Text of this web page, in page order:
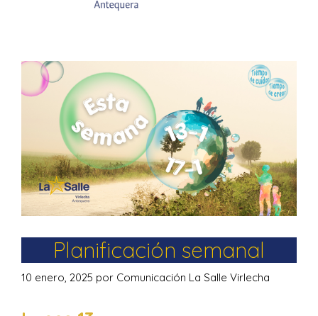
Planificación semanal
10 enero, 2025 por Comunicación La Salle Virlecha